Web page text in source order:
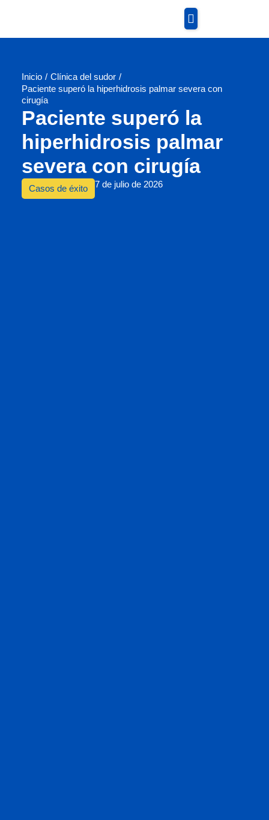
Inicio / Clínica del sudor /
Paciente superó la hiperhidrosis palmar severa con
cirugía
Paciente superó la
hiperhidrosis palmar
severa con cirugía
Casos de éxito 7 de julio de 2026